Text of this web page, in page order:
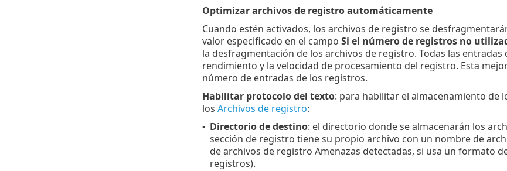
Optimizar archivos de registro automáticamente
Cuando estén activados, los archivos de registro se
valor especificado en el campo Si el número de registros no
la desfragmentación de los archivos de registro. Todas las
rendimiento y la velocidad de procesamiento del registro. Esta
número de entradas de los registros.
Habilitar protocolo del texto: para habilitar el almacenamiento de
los Archivos de registro:
• Directorio de destino: el directorio donde se almacenarán los
sección de registro tiene su propio archivo con un nombre de
de archivos de registro Amenazas detectadas, si usa un formato
registros).